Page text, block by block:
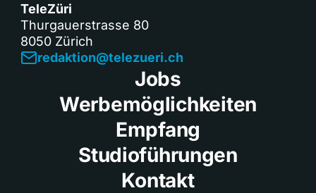
TeleZüri
Thurgauerstrasse 80
8050 Zürich
redaktion@telezueri.ch
Jobs
Werbemöglichkeiten
Empfang
Studioführungen
Kontakt